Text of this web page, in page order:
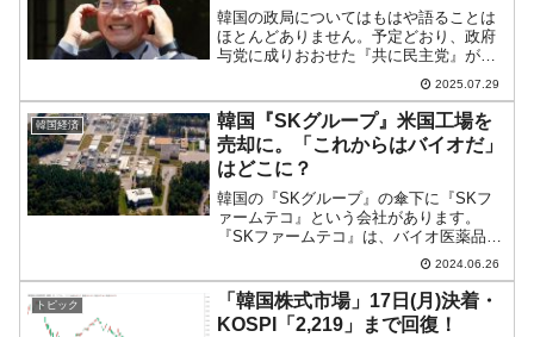
韓国の政局についてはもはや語ることは
ほとんどありません。予定どおり、政府
与党に成りおおせた『共に民主党』が保
守より勢力の根絶やしに向かっており、
「ハイル・李在明！」の独裁体制が進行
しているだけです。先にご紹介したとお
り、政府与党に成りおおせ...
2025.07.29
韓国経済
韓国『SKグループ』米国工場を
売却に。「これからはバイオだ」
はどこに？
韓国の『SKグループ』の傘下に『SKフ
ァームテコ』という会社があります。
『SKファームテコ』は、バイオ医薬品の
委託開発生産（CDMO）事業を行ってお
り、アメリカ合衆国バージニアにバイオ
工場（バイオ医薬品18万7,500Lを製造で
きる規模とさ...
2024.06.26
トピック
「韓国株式市場」17日(月)決着・
KOSPI「2,219」まで回復！